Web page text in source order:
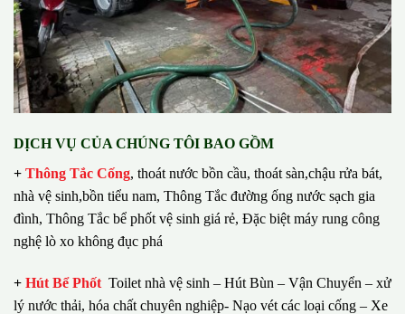
DỊCH VỤ CỦA CHÚNG TÔI BAO GỒM
+ Thông Tắc Cống, thoát nước bồn cầu, thoát sàn,chậu rửa bát,
nhà vệ sinh,bồn tiểu nam, Thông Tắc đường ống nước sạch gia
đình, Thông Tắc bể phốt vệ sinh giá rẻ, Đặc biệt máy rung công
nghệ lò xo không đục phá
+ Hút Bể Phốt Toilet nhà vệ sinh – Hút Bùn – Vận Chuyển – xử
lý nước thải, hóa chất chuyên nghiệp- Nạo vét các loại cống – Xe